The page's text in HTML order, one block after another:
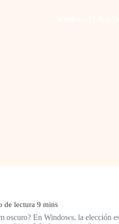
oscuro? En Windows, la elección